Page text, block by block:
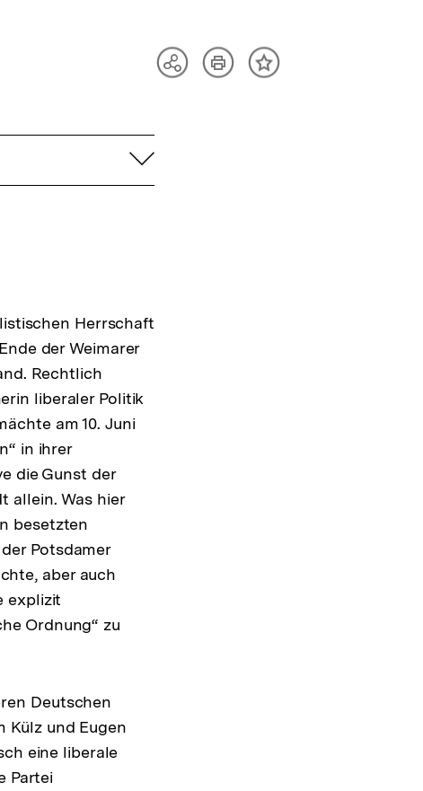
TeilenArtikelInhalt
aufklappen
Herrschaft
der Weimarer
Rechtlich
liberaler Politik
am 10. Juni
in ihrer
die Gunst der
allein. Was hier
besetzten
Potsdamer
aber auch
explizit
Ordnung“ zu
Deutschen
Külz und Eugen
eine liberale
Partei